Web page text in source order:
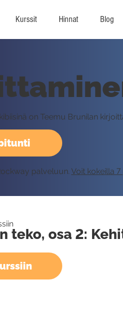
Kurssit Hinnat Blog
on Teemu Brunilan
palveluun. Voit kokeilla
teko, osa 2: